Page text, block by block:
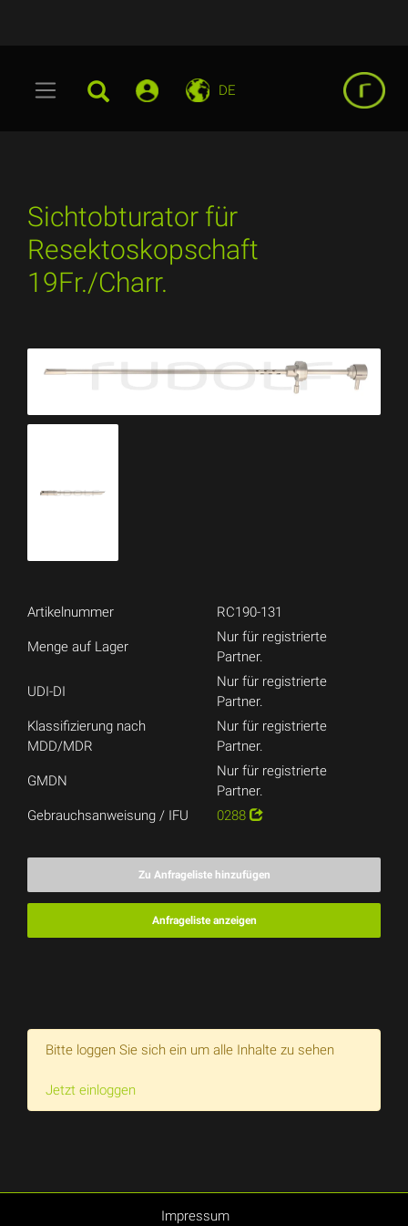
DE
Sichtobturator für
Resektoskopschaft
19Fr./Charr.
Artikelnummer RC190-131
Menge auf Lager
Nur für registrierte
Partner.
UDI-DI
Nur für registrierte
Partner.
Klassifizierung nach
MDD/MDR
Nur für registrierte
Partner.
GMDN
Nur für registrierte
Partner.
Gebrauchsanweisung / IFU
0288
Zu Anfrageliste hinzufügen
Anfrageliste anzeigen
Bitte loggen Sie sich ein um alle Inhalte zu sehen
Jetzt einloggen
Impressum